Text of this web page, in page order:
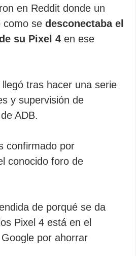
en Reddit donde un
como se desconectaba el
su Pixel 4 en ese
tras hacer una serie
y supervisión de
ADB.
confirmado por
conocido foro de
de porqué se da
Pixel 4 está en el
por ahorrar